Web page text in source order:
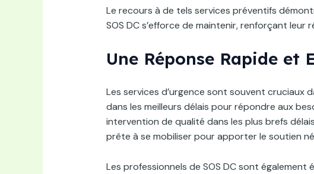
Le recours à de tels services préventifs
SOS DC s’efforce de maintenir, renforçant
Une Réponse Rapide et
Les services d’urgence sont souvent cruciaux
dans les meilleurs délais pour répondre aux
intervention de qualité dans les plus brefs
prête à se mobiliser pour apporter le soutien
Les professionnels de SOS DC sont